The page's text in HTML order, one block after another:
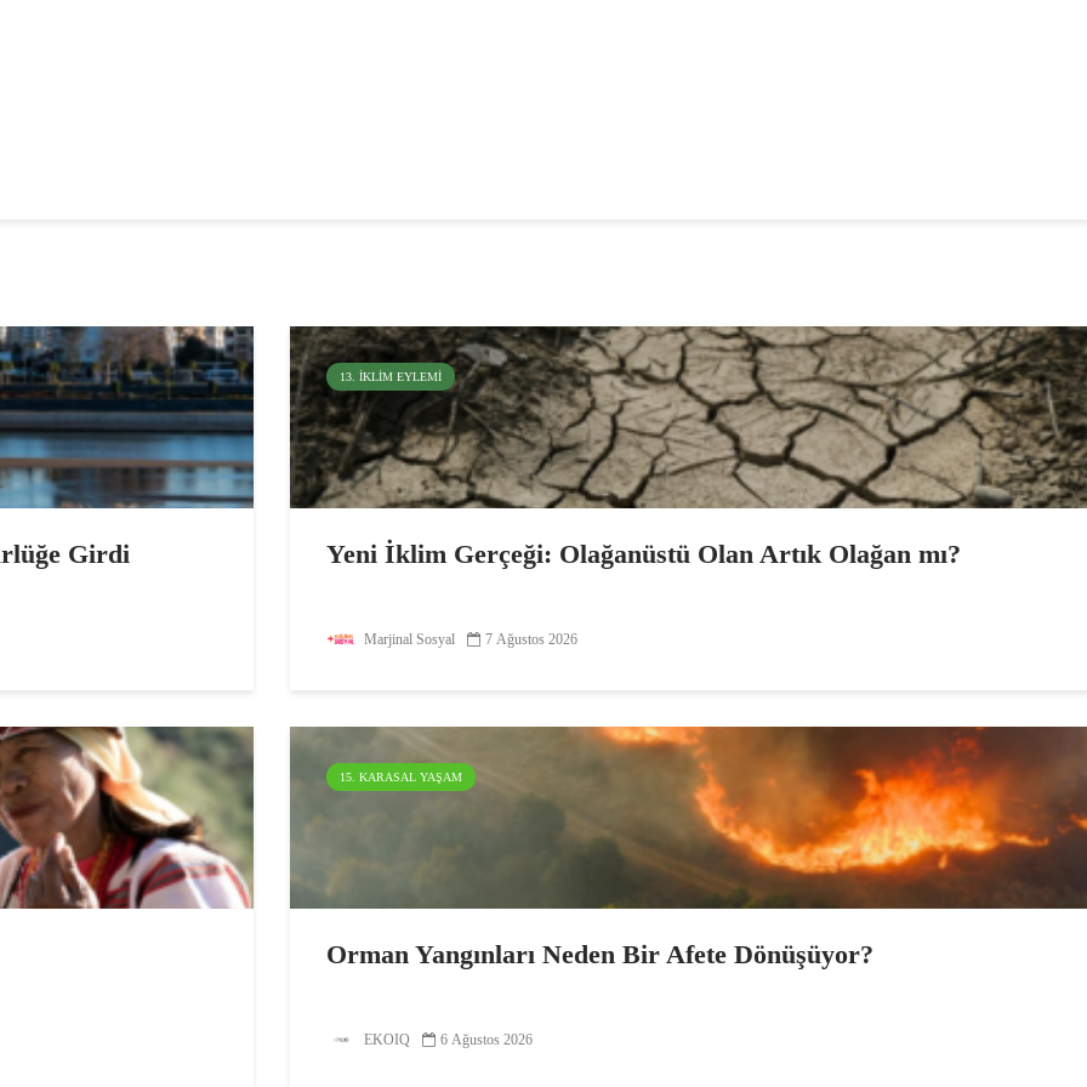
Girdi
13. İKLIM EYLEMI
Yeni İklim Gerçeği: Olağanüstü Olan Artık Olağan mı?
Marjinal Sosyal 7 Ağustos 2026
15. KARASAL YAŞAM
Orman Yangınları Neden Bir Afete Dönüşüyor?
EKOIQ 6 Ağustos 2026